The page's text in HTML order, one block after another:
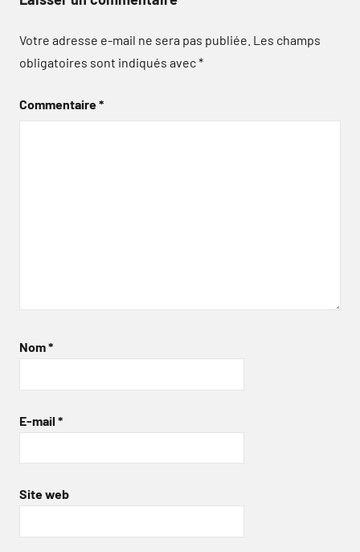
Votre adresse e-mail ne sera pas publiée. Les champs
obligatoires sont indiqués avec*
Commentaire*
Nom*
E-mail *
Site web